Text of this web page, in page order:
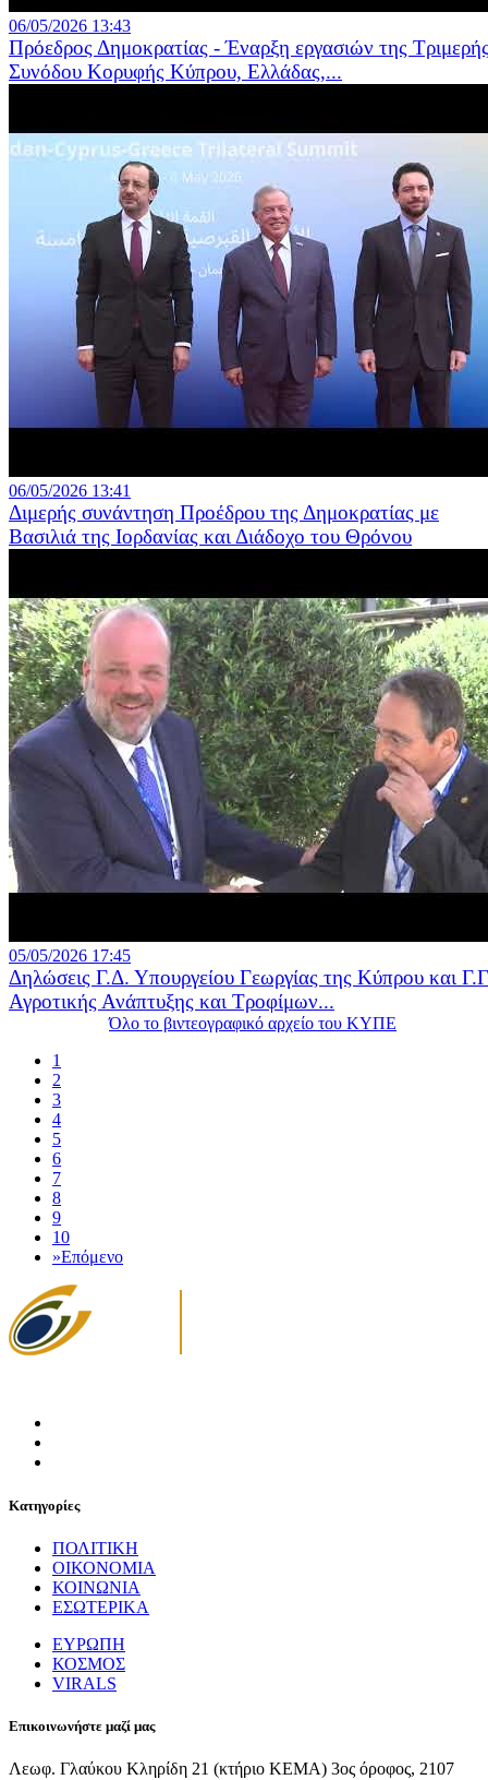
06/05/2026 13:43
Πρόεδρος Δημοκρατίας - Έναρξη εργασιών της
Συνόδου Κορυφής Κύπρου, Ελλάδας,...
06/05/2026 13:41
Διμερής συνάντηση Προέδρου της Δημοκρατίας με
Βασιλιά της Ιορδανίας και Διάδοχο του Θρόνου
05/05/2026 17:45
Δηλώσεις Γ.Δ. Υπουργείου Γεωργίας της Κύπρου και
Αγροτικής Ανάπτυξης και Τροφίμων...
Όλο το βιντεογραφικό αρχείο του ΚΥΠΕ
1
2
3
4
5
6
7
8
9
10
»Επόμενο
Κατηγορίες
ΠΟΛΙΤΙΚΗ
ΟΙΚΟΝΟΜΙΑ
ΚΟΙΝΩΝΙΑ
ΕΣΩΤΕΡΙΚΑ
ΕΥΡΩΠΗ
ΚΟΣΜΟΣ
VIRALS
Επικοινωνήστε μαζί μας
Λεωφ. Γλαύκου Κληρίδη 21 (κτήριο ΚΕΜΑ) 3ος όροφος, 2107